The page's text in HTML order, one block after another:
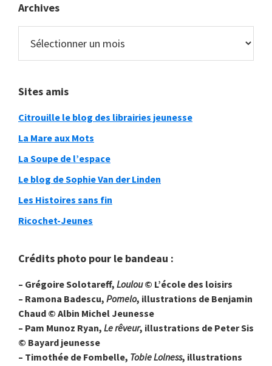
Archives
Sites amis
Citrouille le blog des librairies jeunesse
La Mare aux Mots
La Soupe de l’espace
Le blog de Sophie Van der Linden
Les Histoires sans fin
Ricochet-Jeunes
Crédits photo pour le bandeau :
– Grégoire Solotareff, Loulou© L’école des loisirs
– Ramona Badescu, Pomelo, illustrations de Benjamin
Chaud © Albin Michel Jeunesse
– Pam Munoz Ryan, Le rêveur, illustrations de Peter Sis
© Bayard jeunesse
– Timothée de Fombelle, Tobie Lolness, illustrations